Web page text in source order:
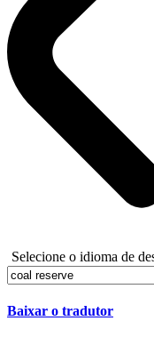
Selecione o idioma de
Baixar o tradutor